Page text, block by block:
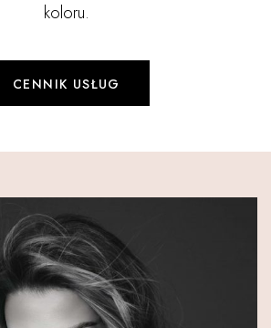
koloru.
CENNIK USŁUG